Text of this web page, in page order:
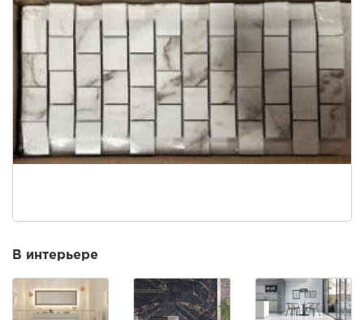
В интерьере